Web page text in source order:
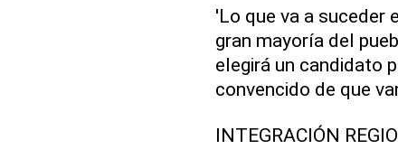
'Lo que va a suceder
gran mayoría del
elegirá un candidato
convencido de que
INTEGRACIÓN